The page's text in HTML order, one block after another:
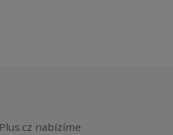
nabízíme